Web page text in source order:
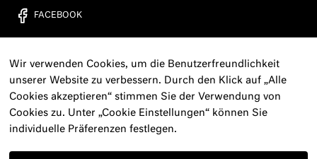
FACEBOOK
FREIRAD RADIO
KONTAKT
PRESSE
Wir verwenden Cookies, um die Benutzerfreundlichkeit
unserer Website zu verbessern. Durch den Klick auf „Alle
Cookies akzeptieren“ stimmen Sie der Verwendung von
Cookies zu. Unter „Cookie Einstellungen“ können Sie
individuelle Präferenzen festlegen.